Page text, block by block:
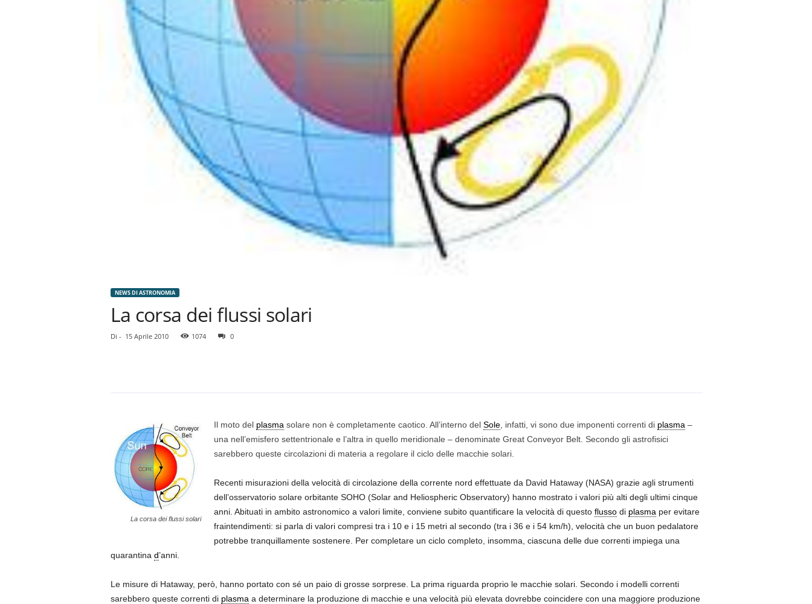
NEWS DI ASTRONOMIA
La corsa dei flussi solari
Di - 15 Aprile 2010 1074 0
La corsa dei flussi solari
Il moto del plasma solare non è completamente caotico. All’interno del Sole, infatti, vi sono due imponenti correnti di plasma –
una nell’emisfero settentrionale e l’altra in quello meridionale – denominate Great Conveyor Belt. Secondo gli astrofisici
sarebbero queste circolazioni di materia a regolare il ciclo delle macchie solari.
Recenti misurazioni della velocità di circolazione della corrente nord effettuate da David Hataway (NASA) grazie agli strumenti
dell’osservatorio solare orbitante SOHO (Solar and Heliospheric Observatory) hanno mostrato i valori più alti degli ultimi cinque
anni. Abituati in ambito astronomico a valori limite, conviene subito quantificare la velocità di questo flussodi plasma per evitare
fraintendimenti: si parla di valori compresi tra i 10 e i 15 metri al secondo (tra i 36 e i 54 km/h), velocità che un buon pedalatore
potrebbe tranquillamente sostenere. Per completare un ciclo completo, insomma, ciascuna delle due correnti impiega una
quarantina d’anni.
Le misure di Hataway, però, hanno portato con sé un paio di grosse sorprese. La prima riguarda proprio le macchie solari. Secondo i modelli correnti
sarebbero queste correnti di plasma a determinare la produzione di macchie e una velocità più elevata dovrebbe coincidere con una maggiore produzione